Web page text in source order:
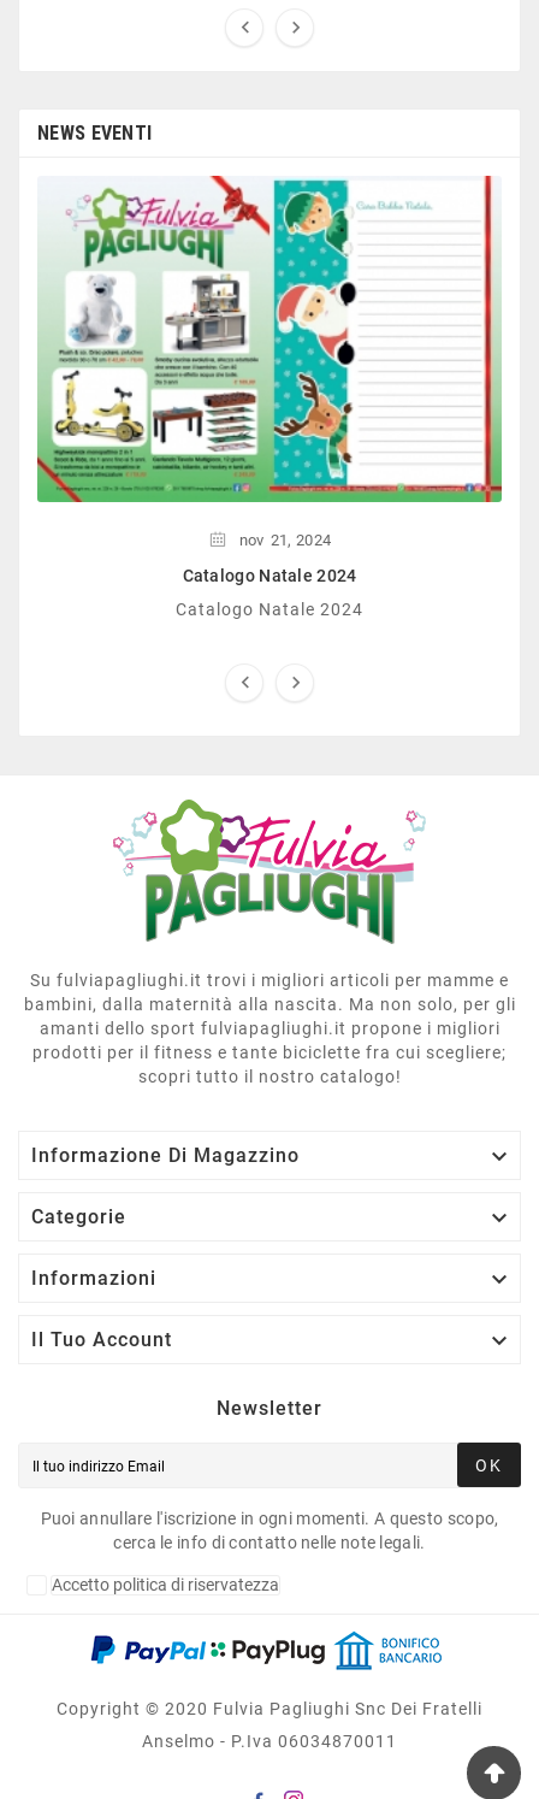
sezione dedicata all’arredo giardino, giochi all’aperto,
 
NEWS EVENTI
nov 21, 2024
Catalogo Natale 2024
Catalogo Natale 2024
 
Su fulviapagliughi.it trovi i migliori articoli per mamme e
bambini, dalla maternità alla nascita. Ma non solo, per gli
amanti dello sport fulviapagliughi.it propone i migliori
prodotti per il fitness e tante biciclette fra cui scegliere;
scopri tutto il nostro catalogo!
Informazione Di Magazzino 
Categorie 
Informazioni 
Il Tuo Account 
Newsletter
OK
Puoi annullare l'iscrizione in ogni momenti. A questo scopo,
cerca le info di contatto nelle note legali.
Accetto politica di riservatezza
Copyright © 2020 Fulvia Pagliughi Snc Dei Fratelli
Anselmo - P.Iva 06034870011